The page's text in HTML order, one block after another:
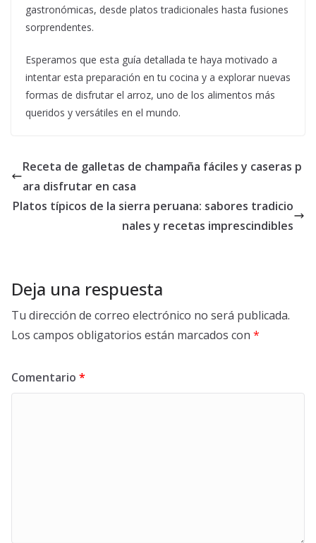
gastronómicas, desde platos tradicionales hasta fusiones
sorprendentes.
Esperamos que esta guía detallada te haya motivado a
intentar esta preparación en tu cocina y a explorar nuevas
formas de disfrutar el arroz, uno de los alimentos más
queridos y versátiles en el mundo.
Receta de galletas de champaña fáciles y caseras p
ara disfrutar en casa
Platos típicos de la sierra peruana: sabores tradicio
nales y recetas imprescindibles
Deja una respuesta
Tu dirección de correo electrónico no será publicada.
Los campos obligatorios están marcados con *
Comentario *